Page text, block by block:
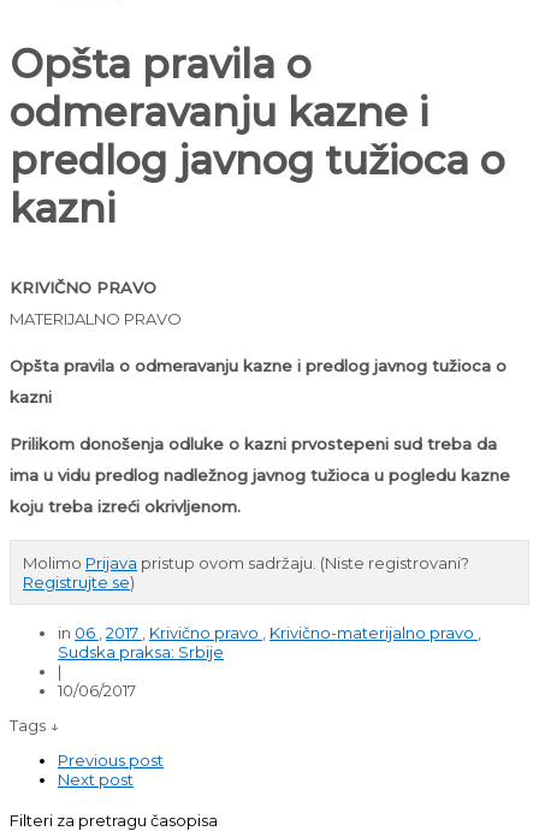
Opšta pravila o
odmeravanju kazne i
predlog javnog tužioca o
kazni
KRIVIČNO PRAVO
MATERIJALNO PRAVO
Opšta pravila o odmeravanju kazne i predlog javnog tužioca o
kazni
Prilikom donošenja odluke o kazni prvostepeni sud treba da
ima u vidu predlog nadležnog javnog tužioca u pogledu kazne
koju treba izreći okrivljenom.
Molimo Prijava pristup ovom sadržaju. (Niste registrovani?
Registrujte se)
in 06 2017 Krivično pravo Krivično-materijalno pravo
Sudska praksa: Srbije
|
10/06/2017
Tags ↓
Previous post
Next post
Filteri za pretragu časopisa